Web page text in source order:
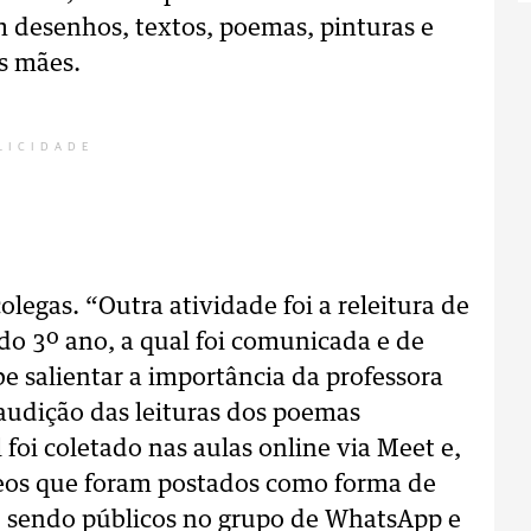
textos, poemas, pinturas e
mães.
“Outra atividade foi a releitura de
3º ano, a qual foi comunicada e de
salientar a importância da professora
das leituras dos poemas
coletado nas aulas online via Meet e,
que foram postados como forma de
sendo públicos no grupo de WhatsApp e